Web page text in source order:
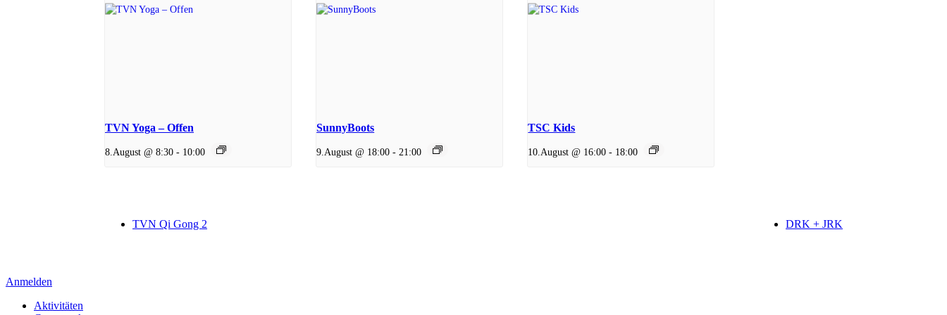
TVN Yoga – Offen
8.August @ 8:30 - 10:00
SunnyBoots
9.August @ 18:00 - 21:00
TSC Kids
10.August @ 16:00 - 18:00
TVN Qi Gong 2 DRK + JRK
Anmelden
Aktivitäten